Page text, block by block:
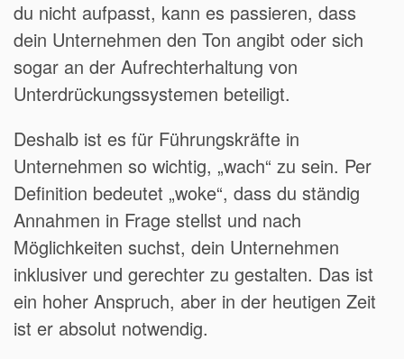
du nicht aufpasst, kann es passieren, dass
dein Unternehmen den Ton angibt oder sich
sogar an der Aufrechterhaltung von
Unterdrückungssystemen beteiligt.
Deshalb ist es für Führungskräfte in
Unternehmen so wichtig, „wach“ zu sein. Per
Definition bedeutet „woke“, dass du ständig
Annahmen in Frage stellst und nach
Möglichkeiten suchst, dein Unternehmen
inklusiver und gerechter zu gestalten. Das ist
ein hoher Anspruch, aber in der heutigen Zeit
ist er absolut notwendig.